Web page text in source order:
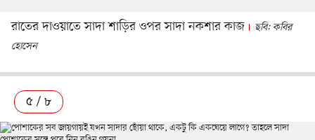
রাতের দাওয়াতে সাদা শাড়ির ওপর সাদা নকশার কাজ
ছবি: কবির
হোসেন
৫ / ৮